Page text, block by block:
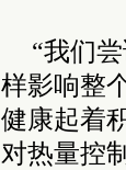
“我们
样影响整
健康起着
对热量控